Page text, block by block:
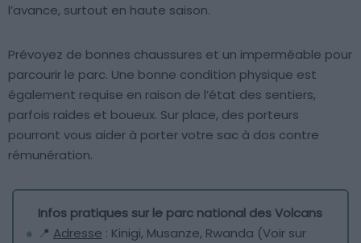
l’avance, surtout en haute saison.
Prévoyez de bonnes chaussures et un imperméable pour
parcourir le parc. Une bonne condition physique est
également requise en raison de l’état des sentiers,
parfois raides et boueux. Sur place, des porteurs
pourront vous aider à porter votre sac à dos contre
rémunération.
Infos pratiques sur le parc national des Volcans
📍 Adresse : Kinigi, Musanze, Rwanda (Voir sur